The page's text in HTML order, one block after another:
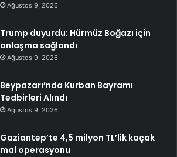
Ağustos 9, 2026
Trump duyurdu: Hürmüz Boğazı için
anlaşma sağlandı
Ağustos 9, 2026
Beypazarı’nda Kurban Bayramı
Tedbirleri Alındı
Ağustos 9, 2026
Gaziantep’te 4,5 milyon TL’lik kaçak
mal operasyonu